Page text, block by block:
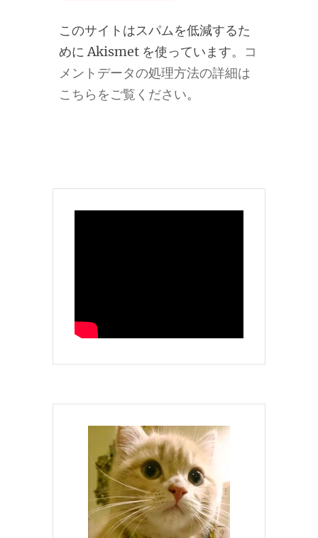
このサイトはスパムを低減するた
めに Akismet を使っています。 コ
メントデータの処理方法の詳細は
こちらをご覧ください。